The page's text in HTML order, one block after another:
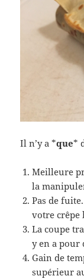
Il n’y a *que*
Meilleure
la
Pas de
votre crêpe
La coupe
y en a pour
Gain de
supérieur